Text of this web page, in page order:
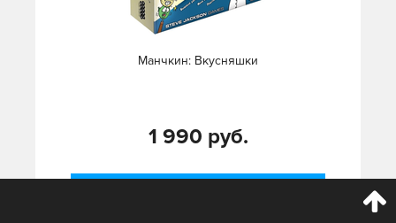
Манчкин: Вкусняшки
1 990 руб.